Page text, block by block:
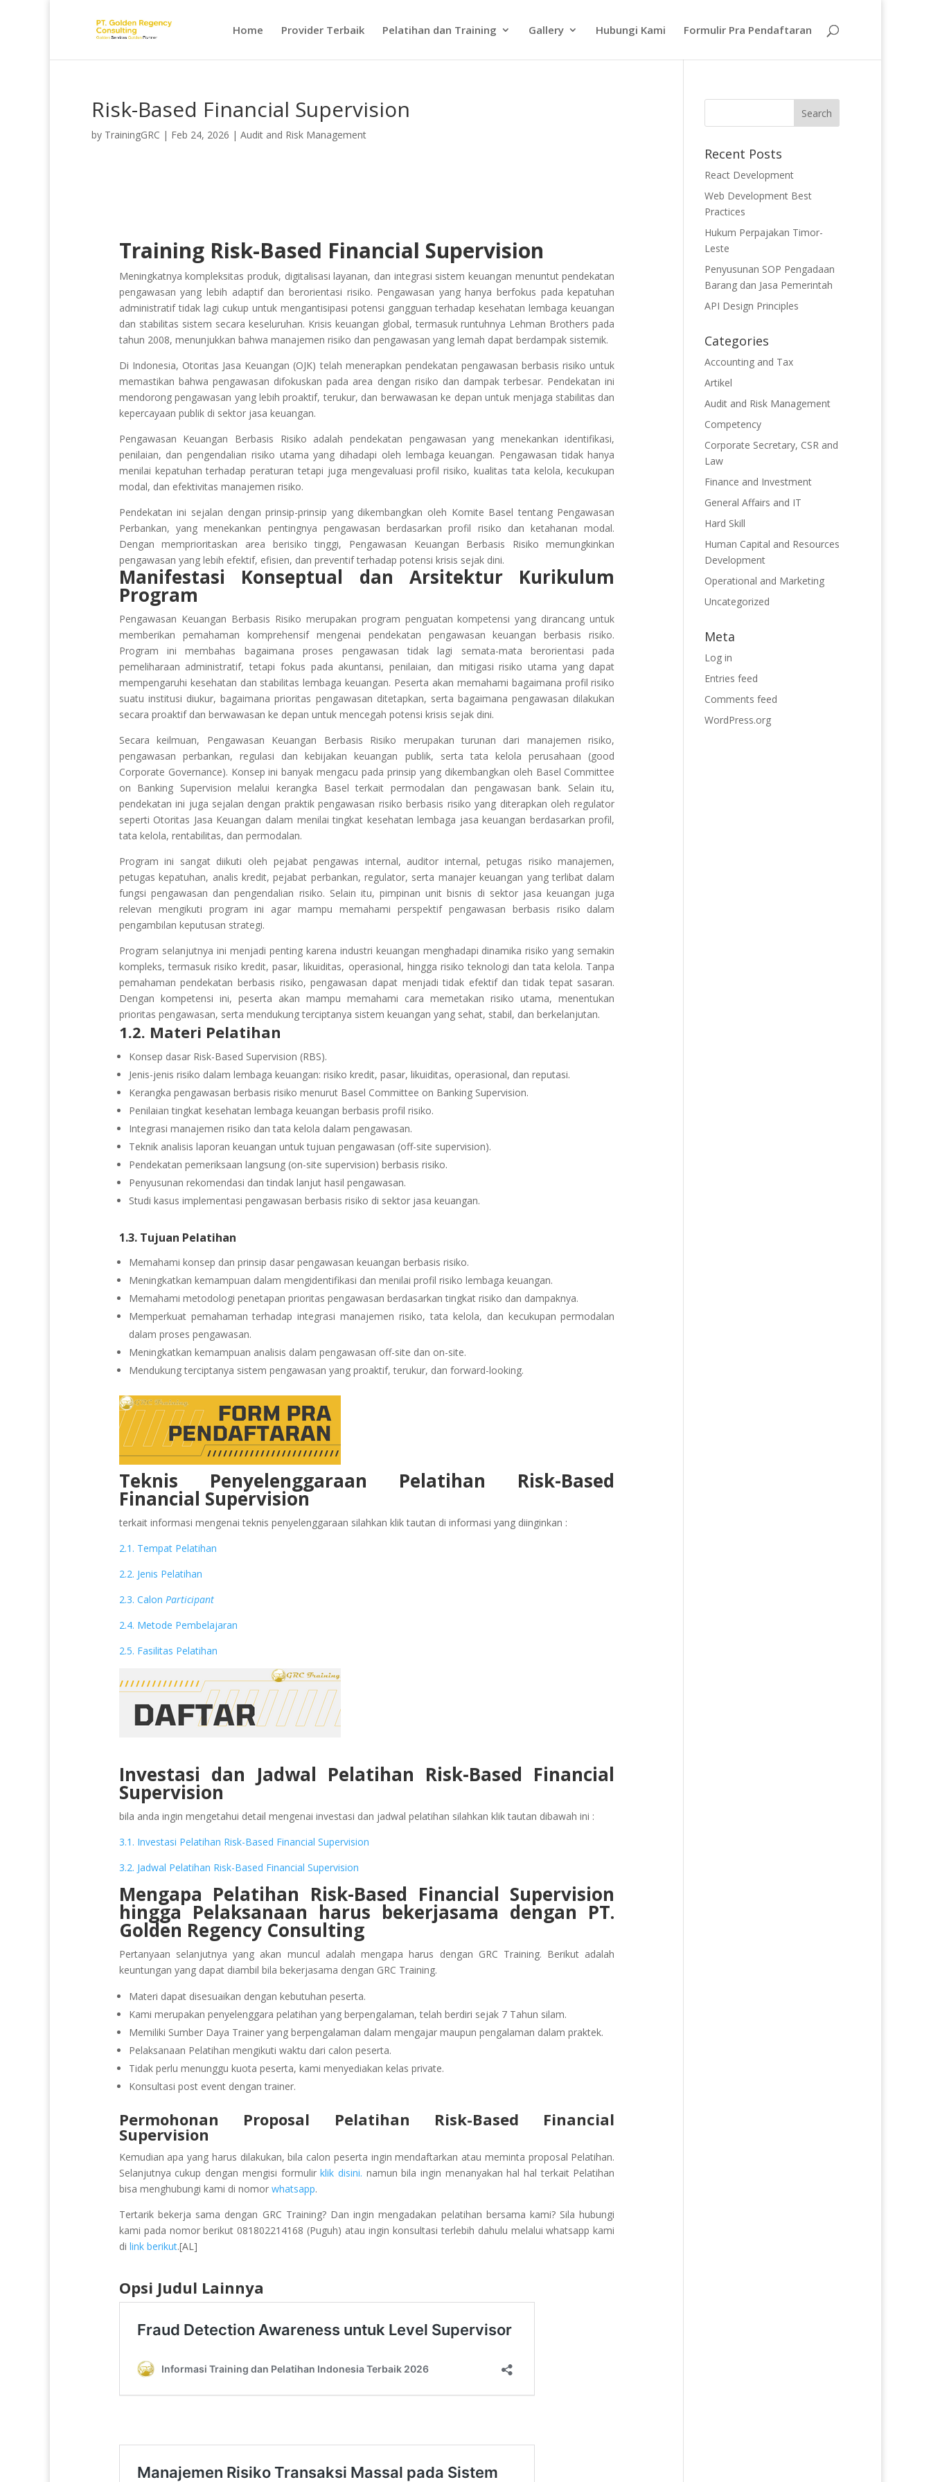
Home Provider Terbaik Pelatihan dan Training Gallery Hubungi Kami Formulir Pra Pendaftaran
Risk-Based Financial Supervision
by TrainingGRC | Feb 24, 2026 | Audit and Risk Management
Training Risk-Based Financial Supervision
Meningkatnya kompleksitas produk, digitalisasi layanan, dan integrasi sistem keuangan menuntut pendekatan
pengawasan yang lebih adaptif dan berorientasi risiko. Pengawasan yang hanya berfokus pada kepatuhan
administratif tidak lagi cukup untuk mengantisipasi potensi gangguan terhadap kesehatan lembaga keuangan
dan stabilitas sistem secara keseluruhan. Krisis keuangan global, termasuk runtuhnya Lehman Brothers pada
tahun 2008, menunjukkan bahwa manajemen risiko dan pengawasan yang lemah dapat berdampak sistemik.
Di Indonesia, Otoritas Jasa Keuangan (OJK) telah menerapkan pendekatan pengawasan berbasis risiko untuk
memastikan bahwa pengawasan difokuskan pada area dengan risiko dan dampak terbesar. Pendekatan ini
mendorong pengawasan yang lebih proaktif, terukur, dan berwawasan ke depan untuk menjaga stabilitas dan
kepercayaan publik di sektor jasa keuangan.
Pengawasan Keuangan Berbasis Risiko adalah pendekatan pengawasan yang menekankan identifikasi,
penilaian, dan pengendalian risiko utama yang dihadapi oleh lembaga keuangan. Pengawasan tidak hanya
menilai kepatuhan terhadap peraturan tetapi juga mengevaluasi profil risiko, kualitas tata kelola, kecukupan
modal, dan efektivitas manajemen risiko.
Pendekatan ini sejalan dengan prinsip-prinsip yang dikembangkan oleh Komite Basel tentang Pengawasan
Perbankan, yang menekankan pentingnya pengawasan berdasarkan profil risiko dan ketahanan modal.
Dengan memprioritaskan area berisiko tinggi, Pengawasan Keuangan Berbasis Risiko memungkinkan
pengawasan yang lebih efektif, efisien, dan preventif terhadap potensi krisis sejak dini.
Manifestasi Konseptual dan Arsitektur Kurikulum
Program
Pengawasan Keuangan Berbasis Risiko merupakan program penguatan kompetensi yang dirancang untuk
memberikan pemahaman komprehensif mengenai pendekatan pengawasan keuangan berbasis risiko.
Program ini membahas bagaimana proses pengawasan tidak lagi semata-mata berorientasi pada
pemeliharaan administratif, tetapi fokus pada akuntansi, penilaian, dan mitigasi risiko utama yang dapat
mempengaruhi kesehatan dan stabilitas lembaga keuangan. Peserta akan memahami bagaimana profil risiko
suatu institusi diukur, bagaimana prioritas pengawasan ditetapkan, serta bagaimana pengawasan dilakukan
secara proaktif dan berwawasan ke depan untuk mencegah potensi krisis sejak dini.
Secara keilmuan, Pengawasan Keuangan Berbasis Risiko merupakan turunan dari manajemen risiko,
pengawasan perbankan, regulasi dan kebijakan keuangan publik, serta tata kelola perusahaan (good
Corporate Governance). Konsep ini banyak mengacu pada prinsip yang dikembangkan oleh Basel Committee
on Banking Supervision melalui kerangka Basel terkait permodalan dan pengawasan bank. Selain itu,
pendekatan ini juga sejalan dengan praktik pengawasan risiko berbasis risiko yang diterapkan oleh regulator
seperti Otoritas Jasa Keuangan dalam menilai tingkat kesehatan lembaga jasa keuangan berdasarkan profil,
tata kelola, rentabilitas, dan permodalan.
Program ini sangat diikuti oleh pejabat pengawas internal, auditor internal, petugas risiko manajemen,
petugas kepatuhan, analis kredit, pejabat perbankan, regulator, serta manajer keuangan yang terlibat dalam
fungsi pengawasan dan pengendalian risiko. Selain itu, pimpinan unit bisnis di sektor jasa keuangan juga
relevan mengikuti program ini agar mampu memahami perspektif pengawasan berbasis risiko dalam
pengambilan keputusan strategi.
Program selanjutnya ini menjadi penting karena industri keuangan menghadapi dinamika risiko yang semakin
kompleks, termasuk risiko kredit, pasar, likuiditas, operasional, hingga risiko teknologi dan tata kelola. Tanpa
pemahaman pendekatan berbasis risiko, pengawasan dapat menjadi tidak efektif dan tidak tepat sasaran.
Dengan kompetensi ini, peserta akan mampu memahami cara memetakan risiko utama, menentukan
prioritas pengawasan, serta mendukung terciptanya sistem keuangan yang sehat, stabil, dan berkelanjutan.
1.2. Materi Pelatihan
Konsep dasar Risk-Based Supervision (RBS).
Jenis-jenis risiko dalam lembaga keuangan: risiko kredit, pasar, likuiditas, operasional, dan reputasi.
Kerangka pengawasan berbasis risiko menurut Basel Committee on Banking Supervision.
Penilaian tingkat kesehatan lembaga keuangan berbasis profil risiko.
Integrasi manajemen risiko dan tata kelola dalam pengawasan.
Teknik analisis laporan keuangan untuk tujuan pengawasan (off-site supervision).
Pendekatan pemeriksaan langsung (on-site supervision) berbasis risiko.
Penyusunan rekomendasi dan tindak lanjut hasil pengawasan.
Studi kasus implementasi pengawasan berbasis risiko di sektor jasa keuangan.
1.3. Tujuan Pelatihan
Memahami konsep dan prinsip dasar pengawasan keuangan berbasis risiko.
Meningkatkan kemampuan dalam mengidentifikasi dan menilai profil risiko lembaga keuangan.
Memahami metodologi penetapan prioritas pengawasan berdasarkan tingkat risiko dan dampaknya.
Memperkuat pemahaman terhadap integrasi manajemen risiko, tata kelola, dan kecukupan permodalan
dalam proses pengawasan.
Meningkatkan kemampuan analisis dalam pengawasan off-site dan on-site.
Mendukung terciptanya sistem pengawasan yang proaktif, terukur, dan forward-looking.
Teknis Penyelenggaraan Pelatihan Risk-Based
Financial Supervision
terkait informasi mengenai teknis penyelenggaraan silahkan klik tautan di informasi yang diinginkan :
2.1. Tempat Pelatihan
2.2. Jenis Pelatihan
2.3. Calon Participant
2.4. Metode Pembelajaran
2.5. Fasilitas Pelatihan
Investasi dan Jadwal Pelatihan Risk-Based Financial
Supervision
bila anda ingin mengetahui detail mengenai investasi dan jadwal pelatihan silahkan klik tautan dibawah ini :
3.1. Investasi Pelatihan Risk-Based Financial Supervision
3.2. Jadwal Pelatihan Risk-Based Financial Supervision
Mengapa Pelatihan Risk-Based Financial Supervision
hingga Pelaksanaan harus bekerjasama dengan PT.
Golden Regency Consulting
Pertanyaan selanjutnya yang akan muncul adalah mengapa harus dengan GRC Training. Berikut adalah
keuntungan yang dapat diambil bila bekerjasama dengan GRC Training.
Materi dapat disesuaikan dengan kebutuhan peserta.
Kami merupakan penyelenggara pelatihan yang berpengalaman, telah berdiri sejak 7 Tahun silam.
Memiliki Sumber Daya Trainer yang berpengalaman dalam mengajar maupun pengalaman dalam praktek.
Pelaksanaan Pelatihan mengikuti waktu dari calon peserta.
Tidak perlu menunggu kuota peserta, kami menyediakan kelas private.
Konsultasi post event dengan trainer.
Permohonan Proposal Pelatihan Risk-Based Financial
Supervision
Kemudian apa yang harus dilakukan, bila calon peserta ingin mendaftarkan atau meminta proposal Pelatihan.
Selanjutnya cukup dengan mengisi formulirklik disini. namun bila ingin menanyakan hal hal terkait Pelatihan
bisa menghubungi kami di nomor whatsapp.
Tertarik bekerja sama dengan GRC Training? Dan ingin mengadakan pelatihan bersama kami? Sila hubungi
kami pada nomor berikut 081802214168 (Puguh) atau ingin konsultasi terlebih dahulu melalui whatsapp kami
di link berikut.[AL]
Opsi Judul Lainnya
Recent Posts
React Development
Web Development Best
Practices
Hukum Perpajakan Timor-
Leste
Penyusunan SOP Pengadaan
Barang dan Jasa Pemerintah
API Design Principles
Categories
Accounting and Tax
Artikel
Audit and Risk Management
Competency
Corporate Secretary, CSR and
Law
Finance and Investment
General Affairs and IT
Hard Skill
Human Capital and Resources
Development
Operational and Marketing
Uncategorized
Meta
Log in
Entries feed
Comments feed
WordPress.org